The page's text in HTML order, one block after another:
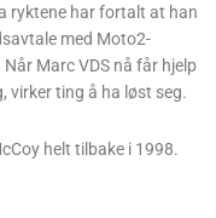
ryktene har fortalt at han
med Moto2-
Marc VDS nå får hjelp
virker ting å ha løst seg.
helt tilbake i 1998.